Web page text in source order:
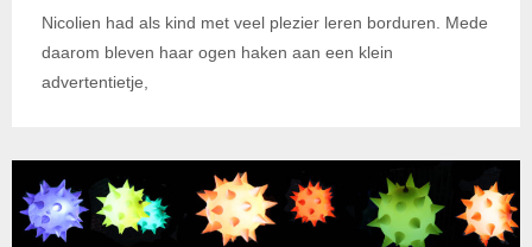
Nicolien had als kind met veel plezier leren borduren. Mede
daarom bleven haar ogen haken aan een klein
advertentietje,